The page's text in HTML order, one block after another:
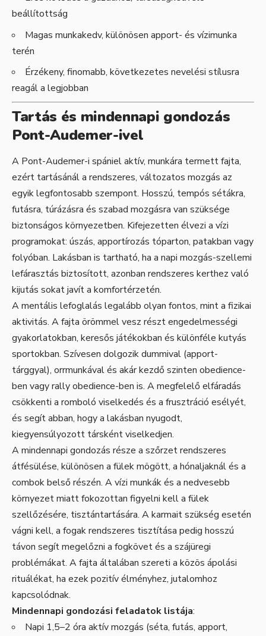
beállítottság
Magas munkakedv, különösen apport- és vízimunka
terén
Érzékeny, finomabb, következetes nevelési stílusra
reagál a legjobban
Tartás és mindennapi gondozás
Pont-Audemer-ivel
A Pont-Audemer-i spániel aktív, munkára termett fajta,
ezért tartásánál a rendszeres, változatos mozgás az
egyik legfontosabb szempont. Hosszú, tempós sétákra,
futásra, túrázásra és szabad mozgásra van szüksége
biztonságos környezetben. Kifejezetten élvezi a vízi
programokat: úszás, apportírozás tóparton, patakban vagy
folyóban. Lakásban is tartható, ha a napi mozgás-szellemi
lefárasztás biztosított, azonban rendszeres kerthez való
kijutás sokat javít a komfortérzetén.
A mentális lefoglalás legalább olyan fontos, mint a fizikai
aktivitás. A fajta örömmel vesz részt engedelmességi
gyakorlatokban, keresős játékokban és különféle kutyás
sportokban. Szívesen dolgozik dummival (apport-
tárggyal), orrmunkával és akár kezdő szinten obedience-
ben vagy rally obedience-ben is. A megfelelő elfáradás
csökkenti a romboló viselkedés és a frusztráció esélyét,
és segít abban, hogy a lakásban nyugodt,
kiegyensúlyozott társként viselkedjen.
A mindennapi gondozás része a szőrzet rendszeres
átfésülése, különösen a fülek mögött, a hónaljaknál és a
combok belső részén. A vízi munkák és a nedvesebb
környezet miatt fokozottan figyelni kell a fülek
szellőzésére, tisztántartására. A karmait szükség esetén
vágni kell, a fogak rendszeres tisztítása pedig hosszú
távon segít megelőzni a fogkövet és a szájüregi
problémákat. A fajta általában szereti a közös ápolási
rituálékat, ha ezek pozitív élményhez, jutalomhoz
kapcsolódnak.
Mindennapi gondozási feladatok listája:
Napi 1,5–2 óra aktív mozgás (séta, futás, apport,